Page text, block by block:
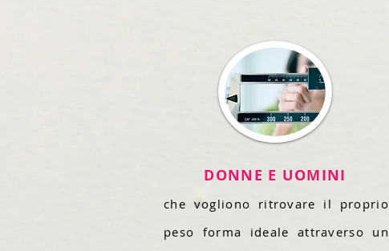
DONNE E UOMINI
che vogliono ritrovare il proprio
peso forma ideale attraverso un